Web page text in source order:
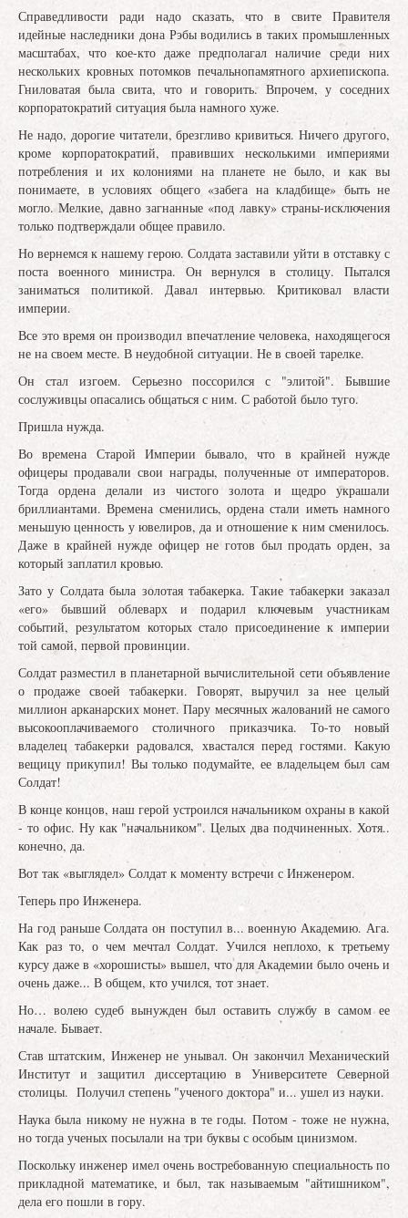
Справедливости ради надо сказать, что в свите Правителя
идейные наследники дона Рэбы водились в таких промышленных
масштабах, что кое-кто даже предполагал наличие среди них
нескольких кровных потомков печальнопамятного архиепископа.
Гниловатая была свита, что и говорить. Впрочем, у соседних
корпоратократий ситуация была намного хуже.
Не надо, дорогие читатели, брезгливо кривиться. Ничего другого,
кроме корпоратократий, правивших несколькими империями
потребления и их колониями на планете не было, и как вы
понимаете, в условиях общего «забега на кладбище» быть не
могло. Мелкие, давно загнанные «под лавку» страны-исключения
только подтверждали общее правило.
Но вернемся к нашему герою. Солдата заставили уйти в отставку с
поста военного министра. Он вернулся в столицу. Пытался
заниматься политикой. Давал интервью. Критиковал власти
империи.
Все это время он производил впечатление человека, находящегося
не на своем месте. В неудобной ситуации. Не в своей тарелке.
Он стал изгоем. Серьезно поссорился с "элитой". Бывшие
сослуживцы опасались общаться с ним. С работой было туго.
Пришла нужда.
Во времена Старой Империи бывало, что в крайней нужде
офицеры продавали свои награды, полученные от императоров.
Тогда ордена делали из чистого золота и щедро украшали
бриллиантами. Времена сменились, ордена стали иметь намного
меньшую ценность у ювелиров, да и отношение к ним сменилось.
Даже в крайней нужде офицер не готов был продать орден, за
который заплатил кровью.
Зато у Солдата была золотая табакерка. Такие табакерки заказал
«его» бывший облеварх и подарил ключевым участникам
событий, результатом которых стало присоединение к империи
той самой, первой провинции.
Солдат разместил в планетарной вычислительной сети объявление
о продаже своей табакерки. Говорят, выручил за нее целый
миллион арканарских монет. Пару месячных жалований не самого
высокооплачиваемого столичного приказчика. То-то новый
владелец табакерки радовался, хвастался перед гостями. Какую
вещицу прикупил! Вы только подумайте, ее владельцем был сам
Солдат!
В конце концов, наш герой устроился начальником охраны в какой
- то офис. Ну как "начальником". Целых два подчиненных. Хотя..
конечно, да.
Вот так «выглядел» Солдат к моменту встречи с Инженером.
Теперь про Инженера.
На год раньше Солдата он поступил в... военную Академию. Ага.
Как раз то, о чем мечтал Солдат. Учился неплохо, к третьему
курсу даже в «хорошисты» вышел, что для Академии было очень и
очень даже... В общем, кто учился, тот знает.
Но… волею судеб вынужден был оставить службу в самом ее
начале. Бывает.
Став штатским, Инженер не унывал. Он закончил Механический
Институт и защитил диссертацию в Университете Северной
столицы. Получил степень "ученого доктора" и... ушел из науки.
Наука была никому не нужна в те годы. Потом - тоже не нужна,
но тогда ученых посылали на три буквы с особым цинизмом.
Поскольку инженер имел очень востребованную специальность по
прикладной математике, и был, так называемым "айтишником",
дела его пошли в гору.